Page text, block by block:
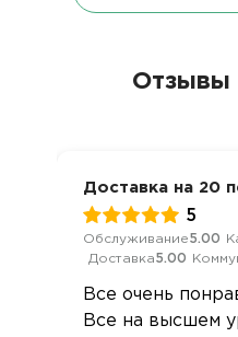
Отзывы
Доставка на 20
5
Обслуживание5.00
Доставка5.00
Все очень
Все на высшем